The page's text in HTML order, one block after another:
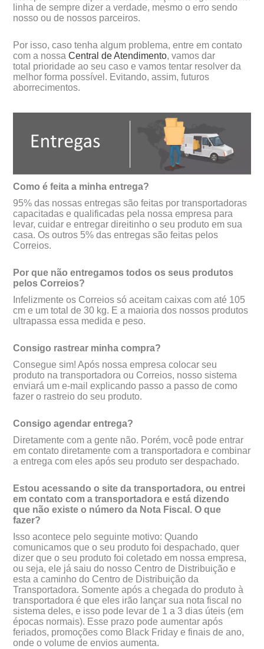
linha de sempre dizer a verdade, mesmo o erro sendo
nosso ou de nossos parceiros.
Por isso, caso tenha algum problema, entre em contato
com a nossaCentral de Atendimento, vamos dar
total prioridade ao seu caso e vamos tentar resolver da
melhor forma possível. Evitando, assim, futuros
aborrecimentos.
Como é feita a minha entrega?
95% das nossas entregas são feitas por transportadoras
capacitadas e qualificadas pela nossa empresa para
levar, cuidar e entregar direitinho o seu produto em sua
casa. Os outros 5% das entregas são feitas pelos
Correios.
Por que não entregamos todos os seus produtos
pelos Correios?
Infelizmente os Correios só aceitam caixas com até 105
cm e um total de 30 kg. E a maioria dos nossos produtos
ultrapassa essa medida e peso.
Consigo rastrear minha compra?
Consegue sim! Após nossa empresa colocar seu
produto na transportadora ou Correios, nosso sistema
enviará um e-mail explicando passo a passo de como
fazer o rastreio do seu produto.
Consigo agendar entrega?
Diretamente com a gente não. Porém, você pode entrar
em contato diretamente com a transportadora e combinar
a entrega com eles após seu produto ser despachado.
Estou acessando o site da transportadora, ou entrei
em contato com a transportadora e está dizendo
que não existe o número da Nota Fiscal. O que
fazer?
Isso acontece pelo seguinte motivo: Quando
comunicamos que o seu produto foi despachado, quer
dizer que o seu produto foi coletado em nossa empresa,
ou seja, ele já saiu do nosso Centro de Distribuição e
esta a caminho do Centro de Distribuição da
Transportadora. Somente após a chegada do produto à
transportadora é que eles irão lançar sua nota fiscal no
sistema deles, e isso pode levar de 1 a 3 dias úteis (em
épocas normais). Esse prazo pode aumentar após
feriados, promoções como Black Friday e finais de ano,
onde o volume de envios aumenta.